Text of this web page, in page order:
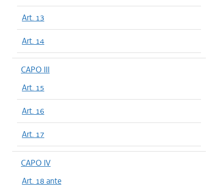
Art. 13
Art. 14
CAPO III
Art. 15
Art. 16
Art. 17
CAPO IV
Art. 18 ante